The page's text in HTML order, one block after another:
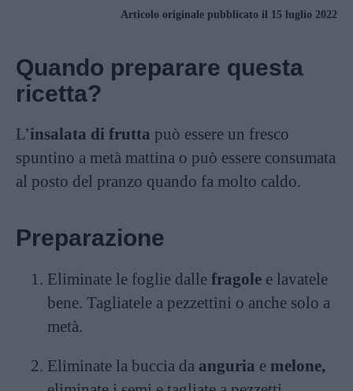
Articolo originale pubblicato il 15 luglio 2022
Quando preparare questa
ricetta?
L’insalata di frutta può essere un fresco
spuntino a metà mattina o può essere consumata
al posto del pranzo quando fa molto caldo.
Preparazione
Eliminate le foglie dalle fragole e lavatele
bene. Tagliatele a pezzettini o anche solo a
metà.
Eliminate la buccia da anguria e melone,